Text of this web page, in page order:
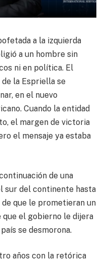
a la izquierda
a un hombre sin
ni en política. El
la Espriella se
en el nuevo
Cuando la entidad
el margen de victoria
el mensaje ya estaba
de una
sur del continente hasta
que le prometieran un
que el gobierno le dijera
se desmorona.
años con la retórica